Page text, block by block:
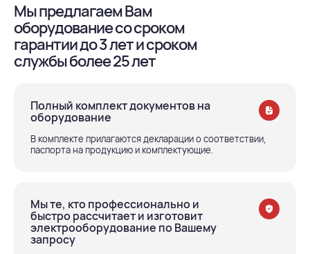
Мы предлагаем Вам
оборудование со сроком
гарантии до 3 лет и сроком
службы более 25 лет
Полный комплект документов на
оборудование
В комплекте прилагаются декларации о соответствии,
паспорта на продукцию и комплектующие.
Мы те, кто профессионально и
быстро рассчитает и изготовит
электрооборудование по Вашему
запросу